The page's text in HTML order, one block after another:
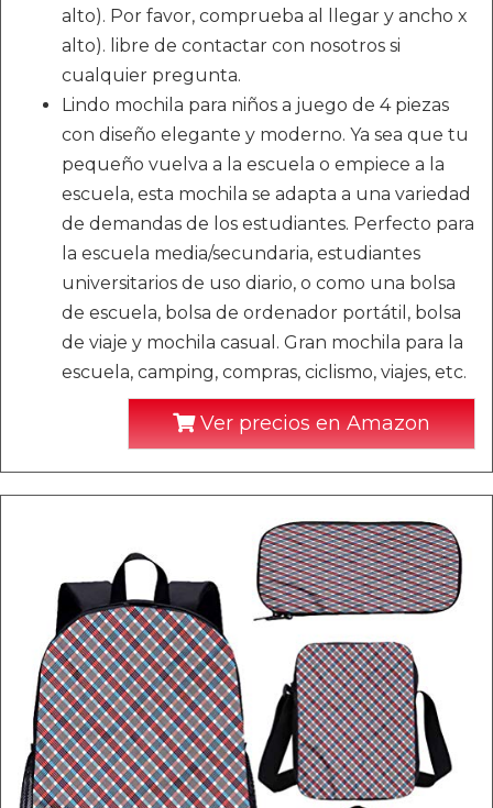
alto). Por favor, comprueba al llegar y ancho x
alto). libre de contactar con nosotros si
cualquier pregunta.
Lindo mochila para niños a juego de 4 piezas
con diseño elegante y moderno. Ya sea que tu
pequeño vuelva a la escuela o empiece a la
escuela, esta mochila se adapta a una variedad
de demandas de los estudiantes. Perfecto para
la escuela media/secundaria, estudiantes
universitarios de uso diario, o como una bolsa
de escuela, bolsa de ordenador portátil, bolsa
de viaje y mochila casual. Gran mochila para la
escuela, camping, compras, ciclismo, viajes, etc.
Ver precios en Amazon